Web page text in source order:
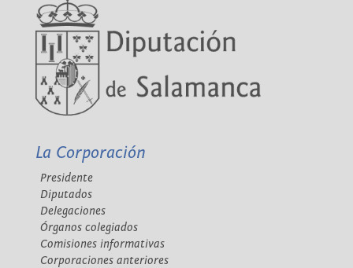
La Corporación
Presidente
Diputados
Delegaciones
Órganos colegiados
Comisiones informativas
Corporaciones anteriores